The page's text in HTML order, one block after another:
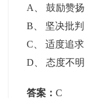
A
、鼓励赞扬
B
坚决批判
C 、适度追求
D
态度不明
答案：C